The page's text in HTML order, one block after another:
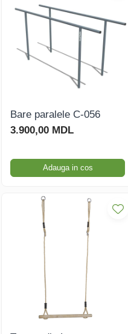
Bare paralele C-056
3.900,00 MDL
Adauga in cos